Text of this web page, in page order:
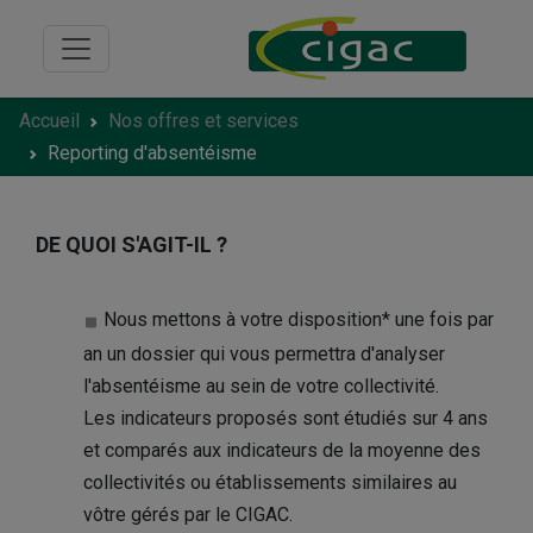
Accueil
Nos offres et services
Reporting d'absentéisme
DE QUOI S'AGIT-IL ?
Nous mettons à votre disposition* une fois par
an un dossier qui vous permettra d'analyser
l'absentéisme au sein de votre collectivité.
Les indicateurs proposés sont étudiés sur 4 ans
et comparés aux indicateurs de la moyenne des
collectivités ou établissements similaires au
vôtre gérés par le CIGAC.